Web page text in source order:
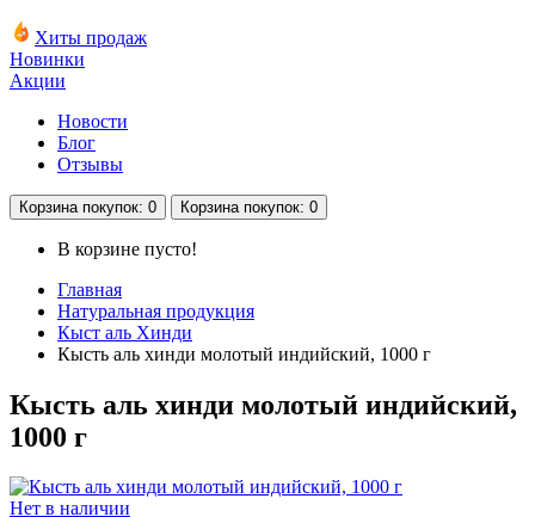
Хиты продаж
Новинки
Акции
Новости
Блог
Отзывы
Корзина покупок: 0 Корзина покупок: 0
В корзине пусто!
Главная
Натуральная продукция
Кыст аль Хинди
Кысть аль хинди молотый индийский, 1000 г
Кысть аль хинди молотый индийский,
1000 г
Нет в наличии